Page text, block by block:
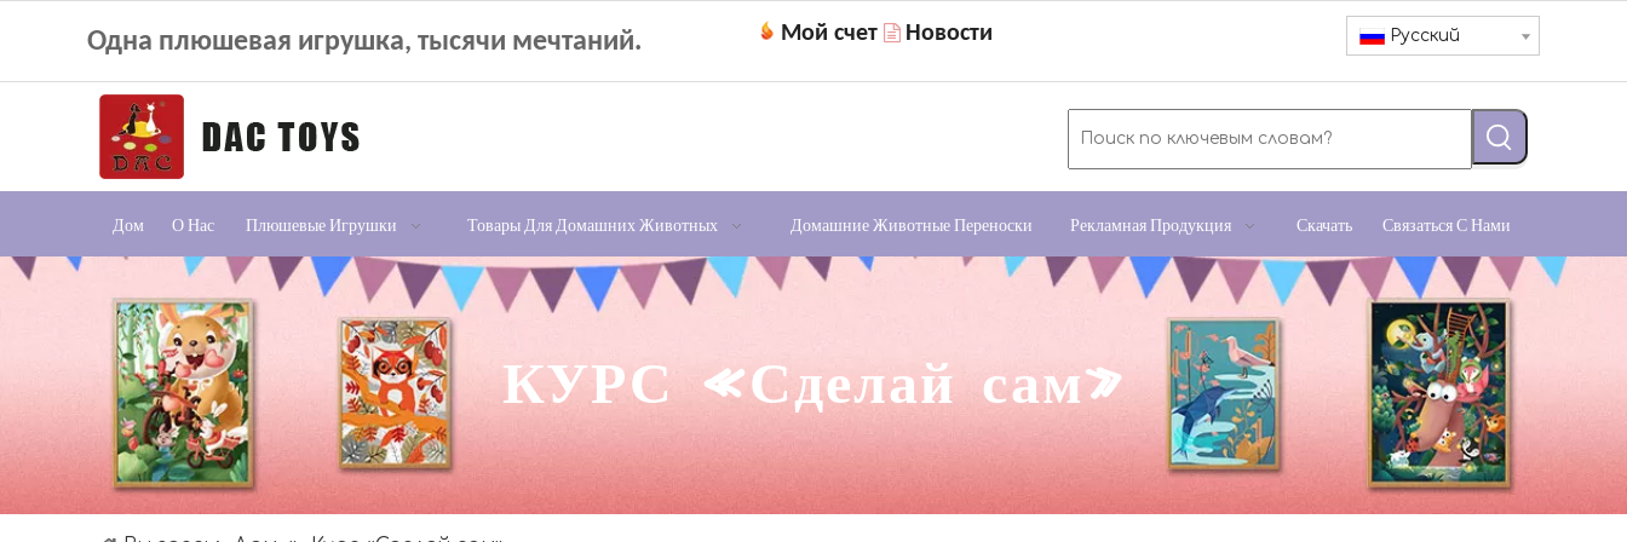
Одна плюшевая игрушка, тысячи мечтаний. Мой счет  Новости Pусский
Дом О Нас Плюшевые Игрушки Товары Для Домашних Животных Домашние Животные Переноски Рекламная Продукция Скачать Связаться С Нами
КУРС «Сделай сам»